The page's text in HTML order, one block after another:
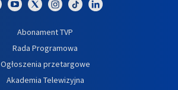
Abonament TVP
Rada Programowa
Ogłoszenia przetargowe
Akademia Telewizyjna